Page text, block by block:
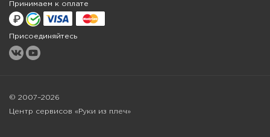
Принимаем к оплате
Присоединяйтесь
© 2007–2026
Центр сервисов «Руки из плеч»